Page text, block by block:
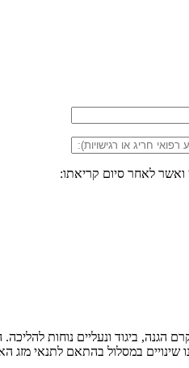
לאחר סיום קריאתו:
כובע, קרם הגנה, ביגוד ונעליים
שינויים במסלול בהתאם לתנאי מזג